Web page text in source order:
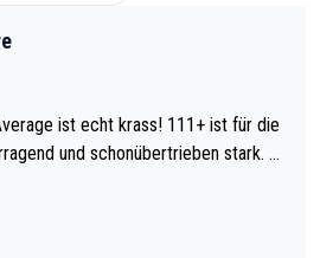
echt krass! 111+ ist für die
und schonübertrieben stark. U